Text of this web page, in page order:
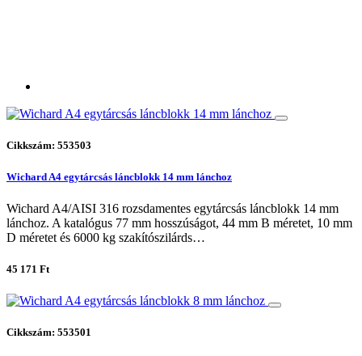
Cikkszám: 553503
Wichard A4 egytárcsás láncblokk 14 mm lánchoz
Wichard A4/AISI 316 rozsdamentes egytárcsás láncblokk 14 mm
lánchoz. A katalógus 77 mm hosszúságot, 44 mm B méretet, 10 mm
D méretet és 6000 kg szakítószilárds…
45 171 Ft
Cikkszám: 553501